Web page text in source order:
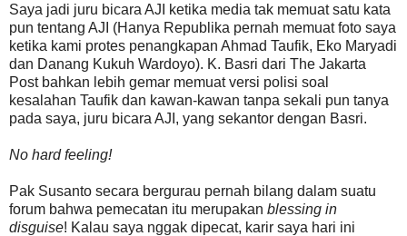
Saya jadi juru bicara AJI ketika media tak memuat satu kata
pun tentang AJI (Hanya Republika pernah memuat foto saya
ketika kami protes penangkapan Ahmad Taufik, Eko Maryadi
dan Danang Kukuh Wardoyo). K. Basri dari The Jakarta
Post bahkan lebih gemar memuat versi polisi soal
kesalahan Taufik dan kawan-kawan tanpa sekali pun tanya
pada saya, juru bicara AJI, yang sekantor dengan Basri.
No hard feeling!
Pak Susanto secara bergurau pernah bilang dalam suatu
forum bahwa pemecatan itu merupakan blessing in
disguise! Kalau saya nggak dipecat, karir saya hari ini